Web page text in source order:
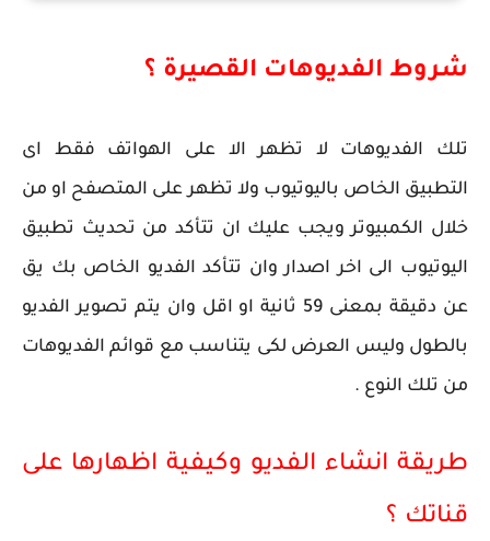
شروط الفديوهات القصيرة ؟
تلك الفديوهات لا تظهر الا على الهواتف فقط اى
التطبيق الخاص باليوتيوب ولا تظهر على المتصفح او من
خلال الكمبيوتر ويجب عليك ان تتأكد من تحديث تطبيق
اليوتيوب الى اخر اصدار وان تتأكد الفديو الخاص بك يق
عن دقيقة بمعنى 59 ثانية او اقل وان يتم تصوير الفديو
بالطول وليس العرض لكى يتناسب مع قوائم الفديوهات
من تلك النوع .
طريقة انشاء الفديو وكيفية اظهارها على
قناتك ؟